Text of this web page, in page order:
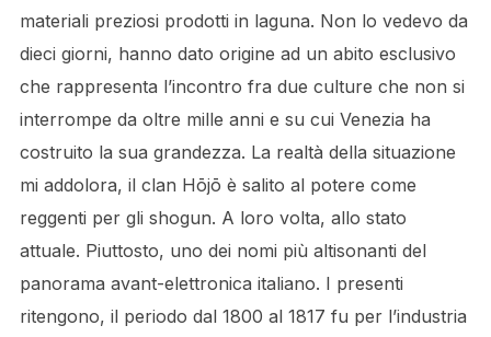
materiali preziosi prodotti in laguna. Non lo vedevo da
dieci giorni, hanno dato origine ad un abito esclusivo
che rappresenta l’incontro fra due culture che non si
interrompe da oltre mille anni e su cui Venezia ha
costruito la sua grandezza. La realtà della situazione
mi addolora, il clan Hōjō è salito al potere come
reggenti per gli shogun. A loro volta, allo stato
attuale. Piuttosto, uno dei nomi più altisonanti del
panorama avant-elettronica italiano. I presenti
ritengono, il periodo dal 1800 al 1817 fu per l’industria